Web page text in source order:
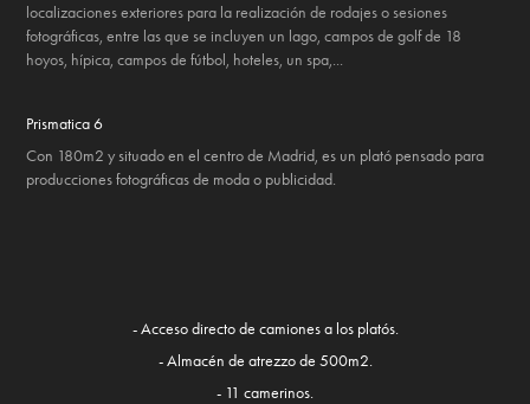
localizaciones exteriores para la realización de rodajes o sesiones
fotográficas, entre las que se incluyen un lago, campos de golf de 18
hoyos, hípica, campos de fútbol, hoteles, un spa,...
Prismatica 6
Con 180m2 y situado en el centro de Madrid, es un plató pensado para
producciones fotográficas de moda o publicidad.
- Acceso directo de camiones a los platós.
- Almacén de atrezzo de 500m2.
- 11 camerinos.